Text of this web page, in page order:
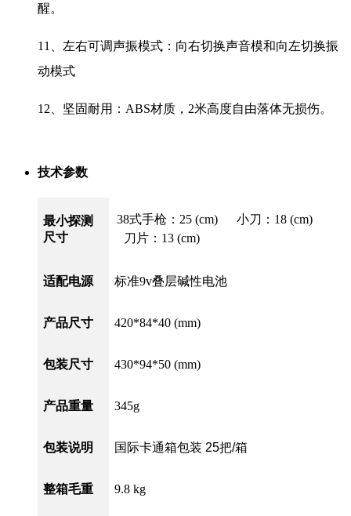
醒。
11、左右可调声振模式：向右切换声音模和向左切换振
动模式
12、坚固耐用：ABS材质，2米高度自由落体无损伤。
技术参数
最小探测
尺寸
38式手枪：25 (cm) 小刀：18 (cm)
刀片：13 (cm)
适配电源 标准9v叠层碱性电池
产品尺寸 420*84*40 (mm)
包装尺寸 430*94*50 (mm)
产品重量 345g
包装说明 国际卡通箱包装 25把/箱
整箱毛重 9.8 kg